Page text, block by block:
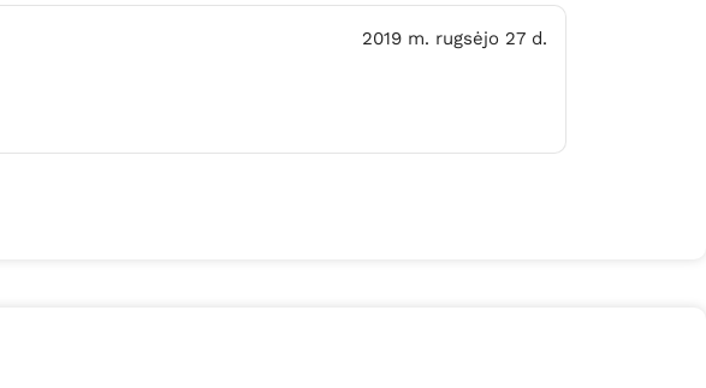
2019 m. rugsėjo 27 d.